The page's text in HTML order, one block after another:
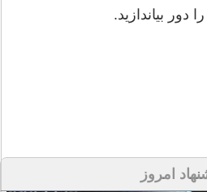
بیاندازید.
امروز